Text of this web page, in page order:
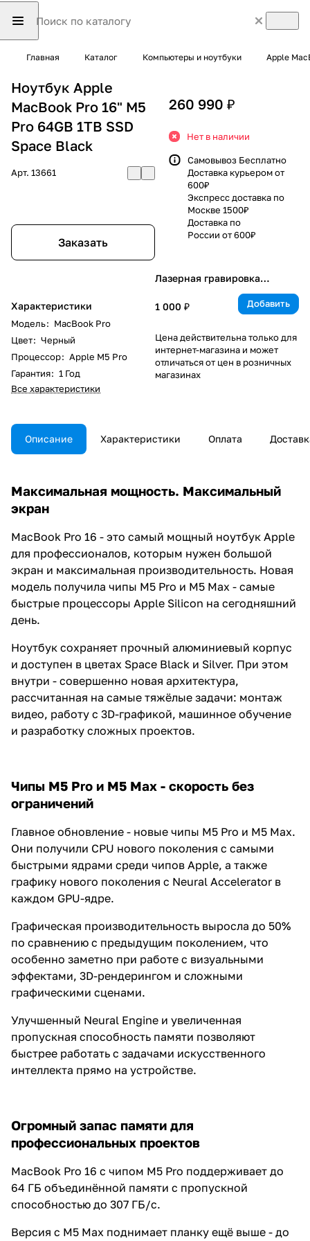
Главная Каталог Компьютеры и ноутбуки Apple
Ноутбук Apple
MacBook Pro 16" M5
Pro 64GB 1TB SSD
Space Black
Арт. 13661
Заказать
Характеристики
Модель: MacBook Pro
Цвет: Черный
Процессор: Apple M5 Pro
Гарантия: 1 Год
Все характеристики
260 990 ₽
Нет в наличии
Самовывоз Бесплатно
Доставка курьером от
600₽
Экспресс доставка по
Москве 1500₽
Доставка по
России от 600₽
Лазерная гравировка
1 000 ₽
Добавить
Цена действительна только для
интернет-магазина и может
отличаться от цен в розничных
магазинах
Описание Характеристики Оплата
Максимальная мощность. Максимальный
экран
MacBook Pro 16 - это самый мощный ноутбук Apple
для профессионалов, которым нужен большой
экран и максимальная производительность. Новая
модель получила чипы M5 Pro и M5 Max - самые
быстрые процессоры Apple Silicon на сегодняшний
день.
Ноутбук сохраняет прочный алюминиевый корпус
и доступен в цветах Space Black и Silver. При этом
внутри - совершенно новая архитектура,
рассчитанная на самые тяжёлые задачи: монтаж
видео, работу с 3D-графикой, машинное обучение
и разработку сложных проектов.
Чипы M5 Pro и M5 Max - скорость без
ограничений
Главное обновление - новые чипы M5 Pro и M5 Max.
Они получили CPU нового поколения с самыми
быстрыми ядрами среди чипов Apple, а также
графику нового поколения с Neural Accelerator в
каждом GPU-ядре.
Графическая производительность выросла до 50%
по сравнению с предыдущим поколением, что
особенно заметно при работе с визуальными
эффектами, 3D-рендерингом и сложными
графическими сценами.
Улучшенный Neural Engine и увеличенная
пропускная способность памяти позволяют
быстрее работать с задачами искусственного
интеллекта прямо на устройстве.
Огромный запас памяти для
профессиональных проектов
MacBook Pro 16 с чипом M5 Pro поддерживает до
64 ГБ объединённой памяти с пропускной
способностью до 307 ГБ/с.
Версия с M5 Max поднимает планку ещё выше - до